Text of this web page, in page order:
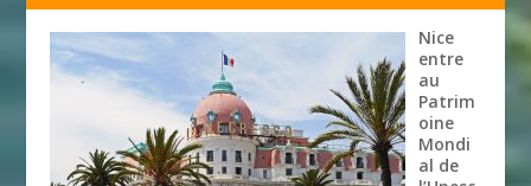
Nice
entre
au
Patrim
oine
Mondi
al de